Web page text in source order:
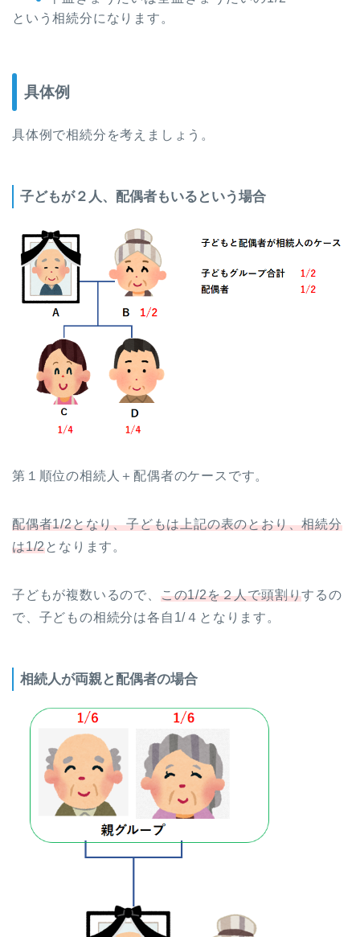
という相続分になります。
具体例
具体例で相続分を考えましょう。
子どもが２人、配偶者もいるという場合
第１順位の相続人＋配偶者のケースです。
配偶者1/2となり、子どもは上記の表のとおり、相続分
は1/2となります。
子どもが複数いるので、 この1/2を２人で頭割りするの
で、子どもの相続分は各自1/４となります。
相続人が両親と配偶者の場合